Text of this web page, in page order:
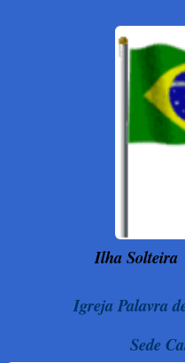
Ilha Solteira
Igreja Palavra
Sede